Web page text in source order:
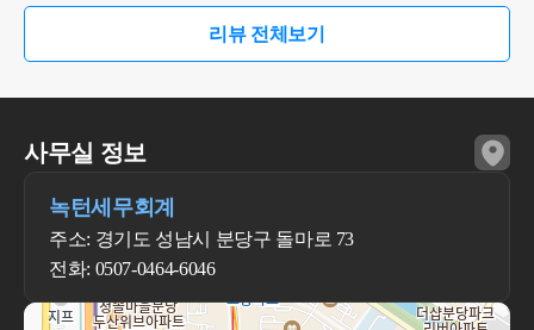
리뷰 전체보기
사무실 정보
녹턴세무회계
주소: 경기도 성남시 분당구 돌마로 73
전화: 0507-0464-6046